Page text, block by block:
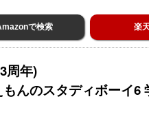
で検索 楽
周年)
もんのスタディボーイ6